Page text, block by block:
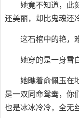
她竟不知道，此
还美丽，却比鬼魂还
这石棺中的艳，
她穿的是一身雪
她瞧着俞佩玉在
是一双同命鸳鸯，你
也是冰冰冷冷，全无